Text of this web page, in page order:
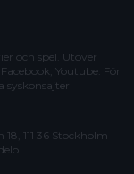
och spel. Utöver
Youtube. För
syskonsajter
111 36 Stockholm